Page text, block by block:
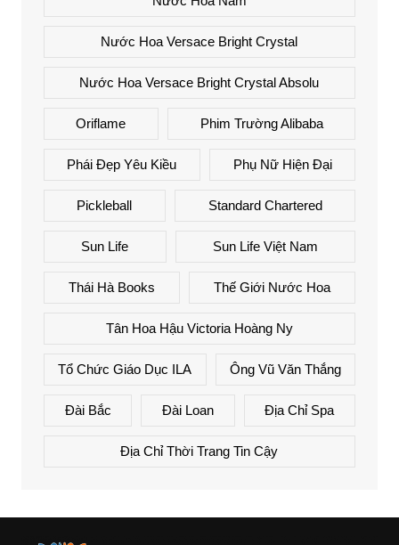
Nước Hoa Versace Bright Crystal
Nước Hoa Versace Bright Crystal Absolu
Oriflame Phim Trường Alibaba
Phái Đẹp Yêu Kiều Phụ Nữ Hiện Đại
Pickleball Standard Chartered
Sun Life Sun Life Việt Nam
Thái Hà Books Thế Giới Nước Hoa
Tân Hoa Hậu Victoria Hoàng Ny
Tổ Chức Giáo Dục ILA Ông Vũ Văn Thắng
Đài Bắc Đài Loan Địa Chỉ Spa
Địa Chỉ Thời Trang Tin Cậy